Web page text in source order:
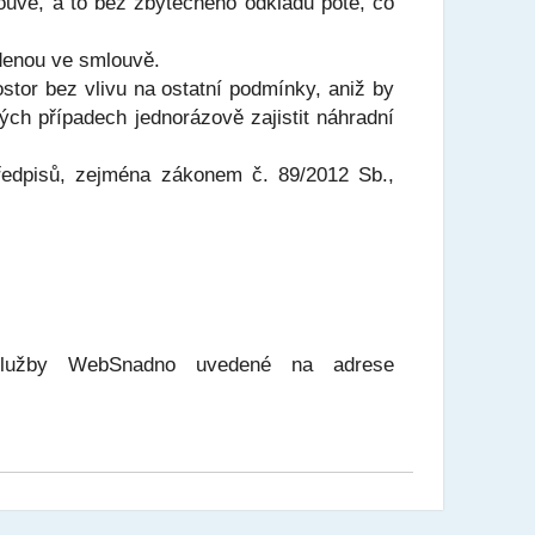
ve smlouvě.
bez vlivu na ostatní podmínky, aniž by
případech jednorázově zajistit náhradní
zejména zákonem č. 89/2012 Sb.,
WebSnadno uvedené na adrese